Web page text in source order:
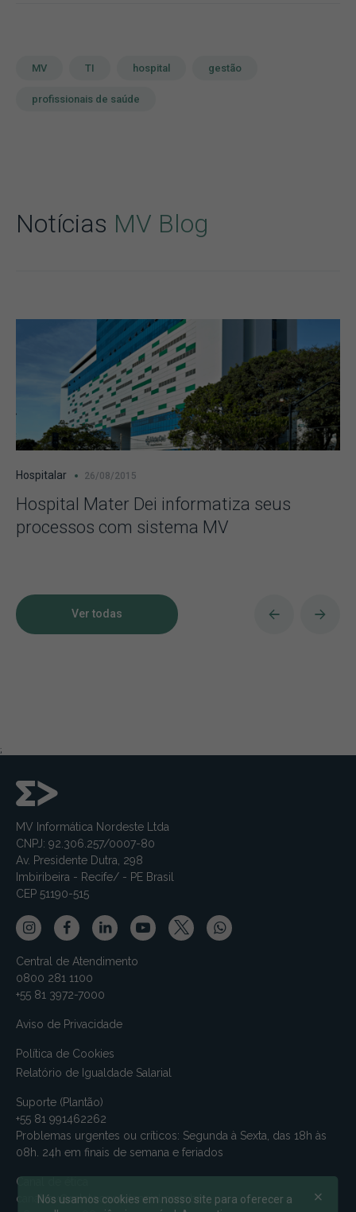
MV TI hospital gestão
profissionais de saúde
Notícias MV Blog
Hospitalar 26/08/2015
Hospital Mater Dei informatiza seus
processos com sistema MV
Ver todas
;
MV Informática Nordeste Ltda
CNPJ: 92.306.257/0007-80
Av. Presidente Dutra, 298
Imbiribeira - Recife/ - PE Brasil
CEP 51190-515
Central de Atendimento
0800 281 1100
+55 81 3972-7000
Aviso de Privacidade
Política de Cookies
Relatório de Igualdade Salarial
Suporte (Plantão)
+55 81 991462262
Problemas urgentes ou críticos: Segunda à Sexta, das 18h às
08h. 24h em finais de semana e feriados
Canal de ética
canalmv@relatoconfidencial.com.br
Nós usamos cookies em nosso site para oferecer a